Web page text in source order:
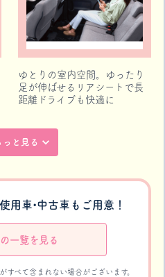
ゆとりの室内空間。ゆったり
足が伸ばせるリアシートで長
距離ドライブも快適に
っと見る
用車•中古車もご用意！
一覧を見る
べて含まれない場合がございます。